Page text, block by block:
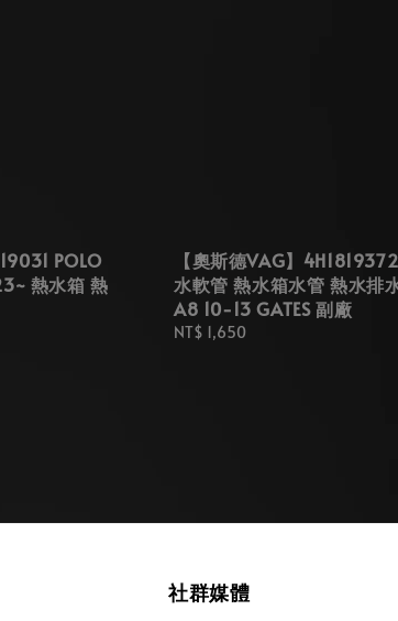
POLO
熱水箱 熱
【奧斯德VAG】
水軟管 熱水箱水管 熱水排
A8 10-13 GATES 副廠
Regular
NT$ 1,650
社群媒體